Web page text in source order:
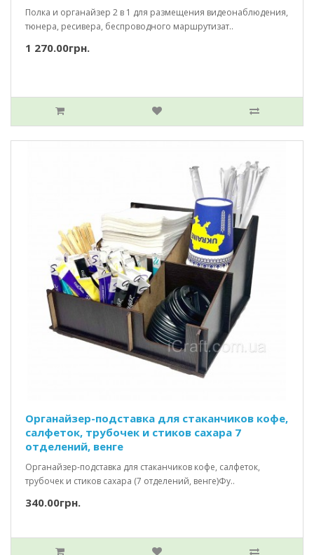
Полка и органайзер 2 в 1 для размещения видеонаблюдения,
тюнера, ресивера, беспроводного маршрутизат..
1 270.00грн.
Органайзер-подставка для стаканчиков кофе,
салфеток, трубочек и стиков сахара 7
отделений, венге
Органайзер-подставка для стаканчиков кофе, салфеток,
трубочек и стиков сахара (7 отделений, венге)Фу..
340.00грн.